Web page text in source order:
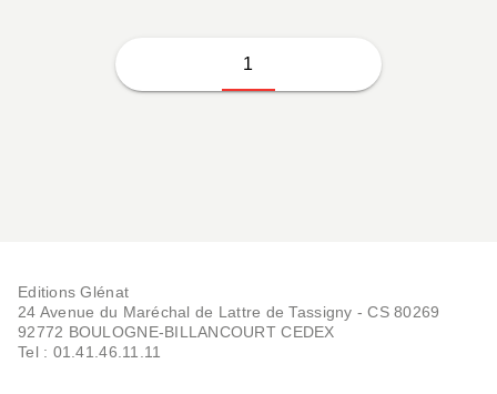
1
Editions Glénat
24 Avenue du Maréchal de Lattre de Tassigny - CS 80269
92772 BOULOGNE-BILLANCOURT CEDEX
Tel : 01.41.46.11.11